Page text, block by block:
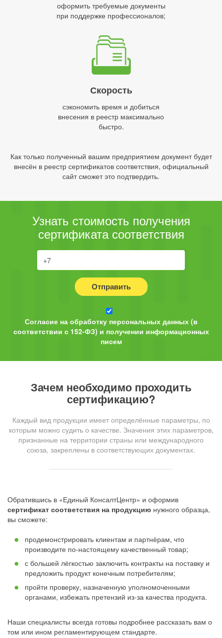
оформить требуемые документы
при поддержке профессионалов;
Скорость
сэкономить время и добиться
внесения в реестр максимально
быстро.
Как только полученный вашим предприятием документ будет
внесён в реестр сертификатов соответствия, официальный
сайт сможет это подтвердить.
Узнать стоимость получения
сертификата соответствия
Отправить
Согласие на обработку персональных данных (в
соответствии с 152-ФЗ) и получении информационных
писем
Зачем необходимо проходить
сертификацию?
Каждый вид продукции имеет определённые параметры, по
которым можно судить о качестве. Значения этих параметров,
признанные на территории страны или международного
союза, закреплены в соответствующих документах.
Обратившись в «Единый КонсалтЦентр» и оформив
сертификат соответствия на продукцию нужного образца,
вы сможете:
продемонстрировать клиентам и партнёрам, что
производите по-настоящему качественный товар;
с большей лёгкостью заключить контракты на поставку и
предложить продукт конечным потребителям;
пройти проверку, назначенную уполномоченными
органами, избежать претензий из-за качества продукта.
Наши специалисты всегда готовы подробнее рассказать вам о
том или ином регламентирующем стандарте.